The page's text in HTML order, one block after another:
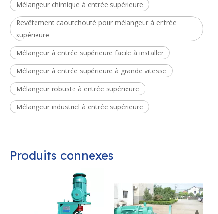
Mélangeur chimique à entrée supérieure
Revêtement caoutchouté pour mélangeur à entrée
supérieure
Mélangeur à entrée supérieure facile à installer
Mélangeur à entrée supérieure à grande vitesse
Mélangeur robuste à entrée supérieure
Mélangeur industriel à entrée supérieure
Produits connexes